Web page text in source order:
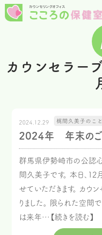
カウンセラー
2024.12.29 梶間久美子のこと
2024年 年末の
群馬県伊勢崎市の公認
間久美子です。 本日、12
せていただきます。 カウ
りました。 限られた空間
は来年…【続きを読む】